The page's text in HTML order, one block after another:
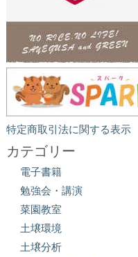
特定商取引法に関する表示
カテゴリー
電子書籍
勉強会・講演
菜園教室
土壌環境
土壌分析